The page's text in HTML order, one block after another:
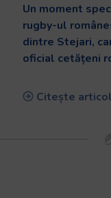
Un moment
rugby-ul
dintre Stejari,
oficial cetățeni
Citește